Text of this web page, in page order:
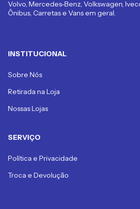
Volvo, Mercedes-Benz, Volkswagen,
Ônibus, Carretas e Vans em geral.
INSTITUCIONAL
Sobre Nós
Retirada na Loja
Nossas Lojas
SERVIÇO
Política e Privacidade
Troca e Devolução